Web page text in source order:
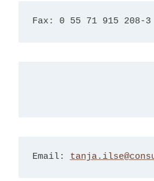
Fax: 0 55 71 915 208-3
Email: